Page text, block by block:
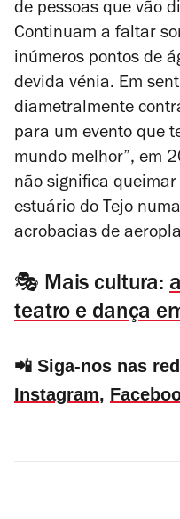
de pessoas que vão
Continuam a faltar
inúmeros pontos de
devida vénia. Em
diametralmente
para um evento que
mundo melhor”, em
não significa
estuário do Tejo
acrobacias de
🎭 Mais cultura:
teatro e dança
📲 Siga-nos nas
Instagram,